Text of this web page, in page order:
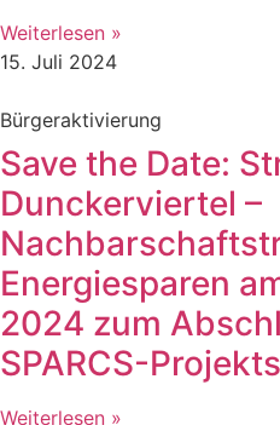
Weiterlesen »
15. Juli 2024
Bürgeraktivierung
Save the Date:
Dunckerviertel –
Energiesparen
2024 zum
SPARCS-Projekts
Weiterlesen »